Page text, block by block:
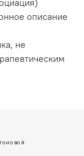
описание
не